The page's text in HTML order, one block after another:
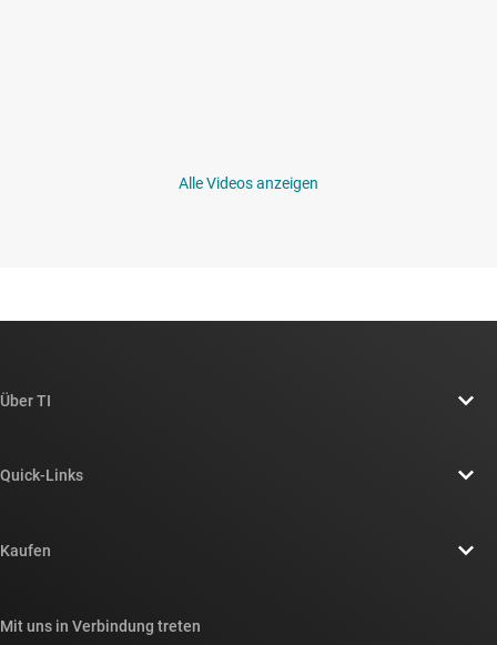
Alle Videos anzeigen
Über TI
Newsroom
Quick-Links
Querverweis-Suche
Kaufen
Mit uns in Verbindung treten